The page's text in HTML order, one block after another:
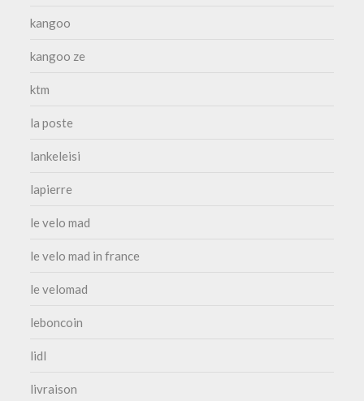
kangoo
kangoo ze
ktm
la poste
lankeleisi
lapierre
le velo mad
le velo mad in france
le velomad
leboncoin
lidl
livraison